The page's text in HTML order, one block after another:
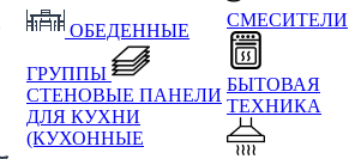
ОБЕДЕННЫЕ
ГРУППЫ
СТЕНОВЫЕ ПАНЕЛИ
ДЛЯ КУХНИ
(КУХОННЫЕ
СМЕСИТЕЛИ
БЫТОВАЯ
ТЕХНИКА